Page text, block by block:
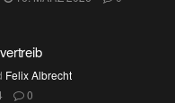
Felix Albrecht
0